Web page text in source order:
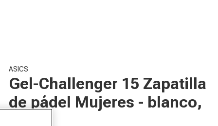
ASICS
Gel-Challenger 15 Zapatilla
de pádel Mujeres - blanco,